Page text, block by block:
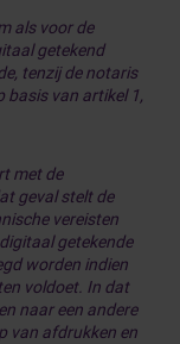
als voor de
getekend
tenzij de notaris
van artikel 1,
met de
geval stelt de
vereisten
getekende
worden indien
voldoet. In dat
naar een andere
van afdrukken en